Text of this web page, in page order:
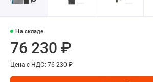
На складе
76 230 ₽
Цена с НДС: 76 230 ₽